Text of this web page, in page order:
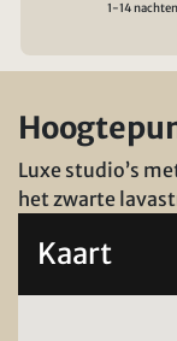
1-14 nachten
Luxe studio’s
het zwarte
Kaart